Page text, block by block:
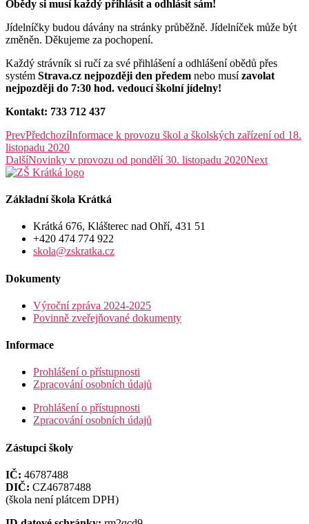
Obědy si musí každý přihlásit a odhlásit sám!
Jídelníčky budou dávány na stránky průběžně. Jídelníček může být
změněn. Děkujeme za pochopení.
Každý strávník si ručí za své přihlášení a odhlášení obědů přes
systém Strava.cz nejpozději den předem nebo musízavolat
nejpozději do 7:30 hod. vedoucí školní jídelny!
Kontakt: 733 712 437
PrevPředchozíInformace k provozu škol a školských zařízení od 18.
listopadu 2020
DalšíNovinky v provozu od pondělí 30. listopadu 2020Next
Základní škola Krátká
Krátká 676, Klášterec nad Ohří, 431 51
+420 474 774 922
skola@zskratka.cz
Dokumenty
Výroční zpráva 2024-2025
Povinně zveřejňované dokumenty
Informace
Prohlášení o přístupnosti
Zpracování osobních údajů
Prohlášení o přístupnosti
Zpracování osobních údajů
Zástupci školy
IČ: 46787488
DIČ: CZ46787488
(škola není plátcem DPH)